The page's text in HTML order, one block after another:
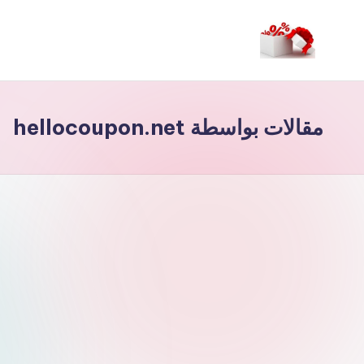
م
حب
ا
مقالات بواسطة hellocoupon.net